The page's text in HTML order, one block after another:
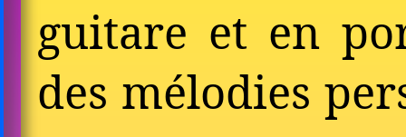
guitare et en
des mélodies